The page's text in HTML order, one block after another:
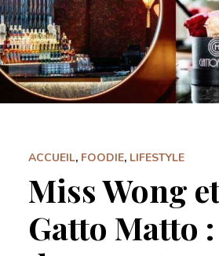
ACCUEIL, FOODIE, LIFESTYLE
Miss Wong
Gatto Matto